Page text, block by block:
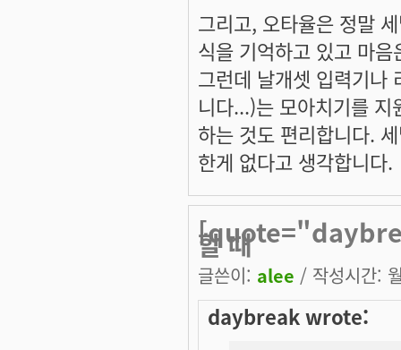
그리고, 오타율은 정말
식을 기억하고 있고 마
그런데 날개셋 입력기나
니다...)는 모아치기를
하는 것도 편리합니다.
한게 없다고 생각합니다.
할 때
글쓴이: alee / 작성시간:
daybreak wrote: